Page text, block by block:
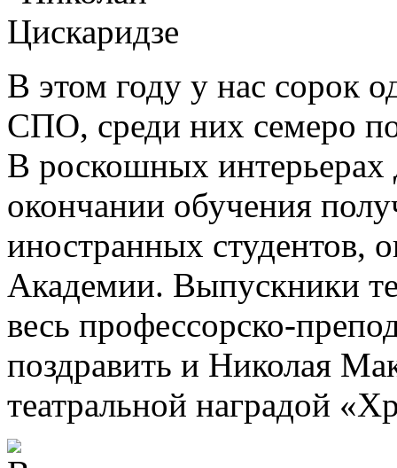
В этом году у нас сорок
СПО, среди них семеро
В роскошных интерьерах
окончании обучения
иностранных студентов,
Академии. Выпускники
весь профессорско-
поздравить и Николая
театральной наградой